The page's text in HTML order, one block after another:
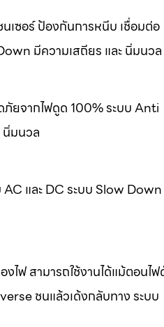
นเซอร์ ป้องกันการหนีบ เชื่อมต่อ
มีความเสถียร และ นิ่มนวล
ภัยจากไฟดูด 100% ระบบ Anti
นิ่มนวล
และ DC ระบบ Slow
ไฟ สามารถใช้งานได้แม้ตอนไ
ชนแล้วเด้งกลับทาง ระบบ